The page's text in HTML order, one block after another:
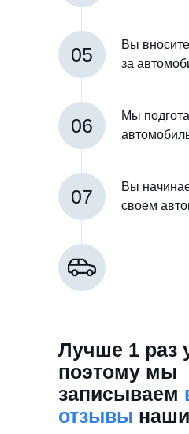
05
Вы
за
06
Мы
07
Вы
своем
Лучше 1 раз
поэтому мы
записываем
отзывы